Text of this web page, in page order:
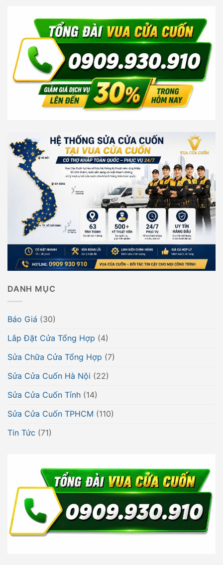
DANH MỤC
Báo Giá (30)
Lắp Đặt Cửa Tổng Hợp (4)
Sửa Chữa Cửa Tổng Hợp (7)
Sửa Cửa Cuốn Hà Nội (22)
Sửa Cửa Cuốn Tỉnh (14)
Sửa Cửa Cuốn TPHCM (110)
Tin Tức (71)